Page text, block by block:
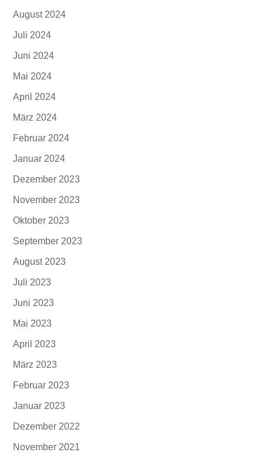
August 2024
Juli 2024
Juni 2024
Mai 2024
April 2024
März 2024
Februar 2024
Januar 2024
Dezember 2023
November 2023
Oktober 2023
September 2023
August 2023
Juli 2023
Juni 2023
Mai 2023
April 2023
März 2023
Februar 2023
Januar 2023
Dezember 2022
November 2021